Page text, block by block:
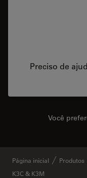
Preciso de
Você
Página inicial Produtos
K3C & K3M